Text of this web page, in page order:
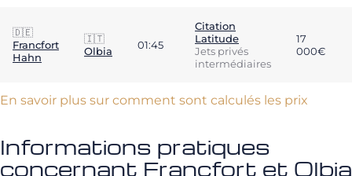
🇩🇪
Francfort
Hahn
🇮🇹
Olbia
01:45
Citation
Latitude
Jets privés
intermédiaires
17
000€
En savoir plus sur comment sont calculés les prix
Informations pratiques
concernant Francfort et Olbia